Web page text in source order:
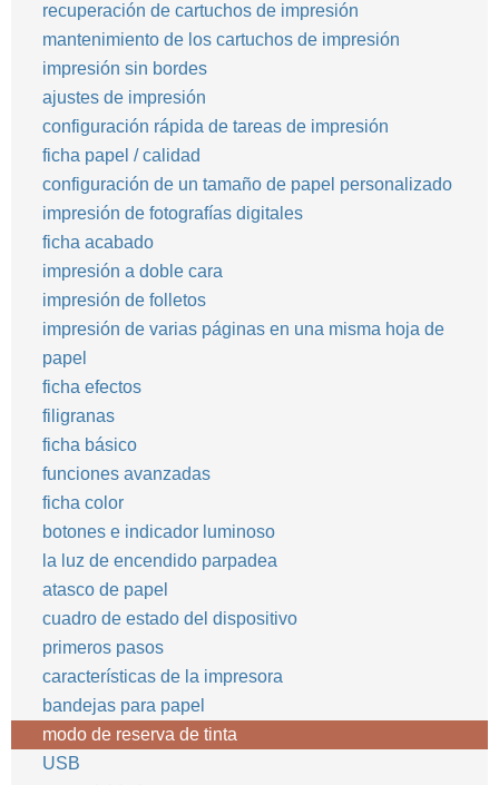
recuperación de cartuchos de impresión
mantenimiento de los cartuchos de impresión
impresión sin bordes
ajustes de impresión
configuración rápida de tareas de impresión
ficha papel / calidad
configuración de un tamaño de papel personalizado
impresión de fotografías digitales
ficha acabado
impresión a doble cara
impresión de folletos
impresión de varias páginas en una misma hoja de
papel
ficha efectos
filigranas
ficha básico
funciones avanzadas
ficha color
botones e indicador luminoso
la luz de encendido parpadea
atasco de papel
cuadro de estado del dispositivo
primeros pasos
características de la impresora
bandejas para papel
modo de reserva de tinta
USB